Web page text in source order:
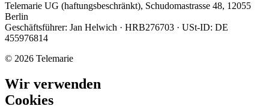
Telemarie UG (haftungsbeschränkt), Schudomastrasse 48, 12055
Berlin
Geschäftsführer: Jan Helwich · HRB276703 · USt-ID: DE
455976814
© 2026 Telemarie
Wir verwenden
Cookies